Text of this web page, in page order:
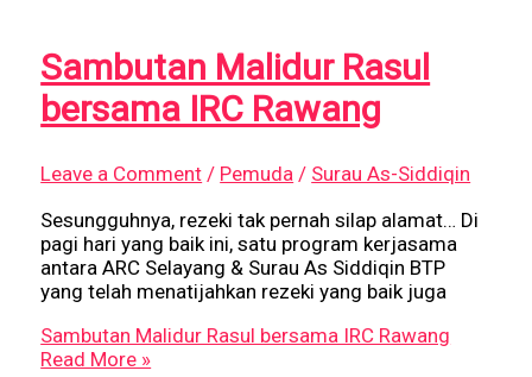
Sambutan Malidur Rasul
bersama IRC Rawang
Leave a Comment / Pemuda / Surau As-Siddiqin
Sesungguhnya, rezeki tak pernah silap alamat… Di
pagi hari yang baik ini, satu program kerjasama
antara ARC Selayang & Surau As Siddiqin BTP
yang telah menatijahkan rezeki yang baik juga
Sambutan Malidur Rasul bersama IRC Rawang
Read More »